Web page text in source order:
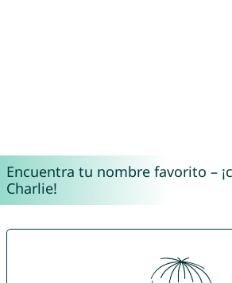
Encuentra tu nombre favorito –
Charlie!